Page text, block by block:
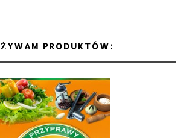
PRODUKTÓW: